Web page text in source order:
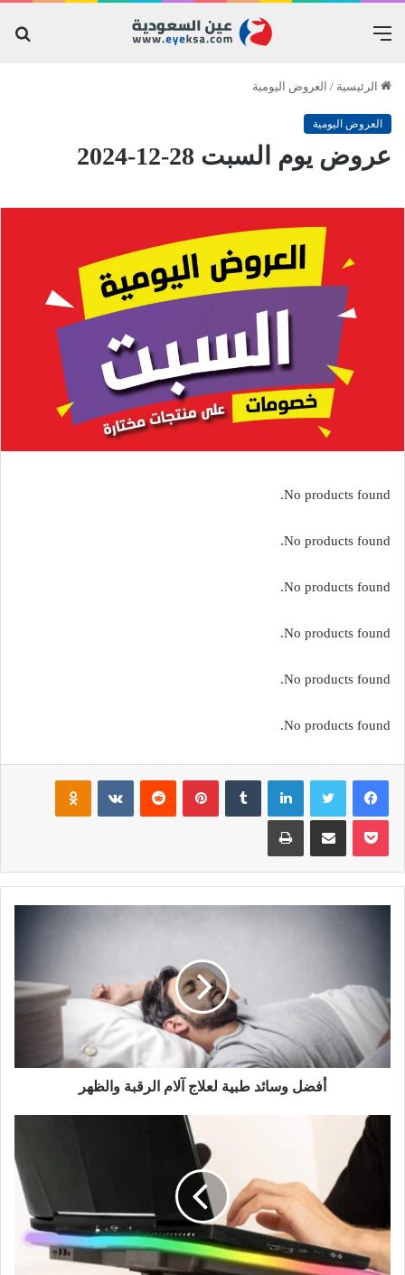
القائمة
الرئيسية / العروض اليومية
العروض اليومية
عروض يوم السبت 28-12-2024
No products found.
No products found.
No products found.
No products found.
No products found.
No products found.
فيسبوك تويتر لينكدإن بينتيريست
بوكيت مشاركة عبر البريد طباعة
أفضل وسائد طبية لعلاج آلام الرقبة والظهر